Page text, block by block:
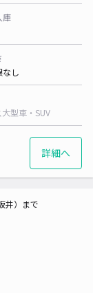
庫
なし
大型車・SUV
詳細へ
井）まで